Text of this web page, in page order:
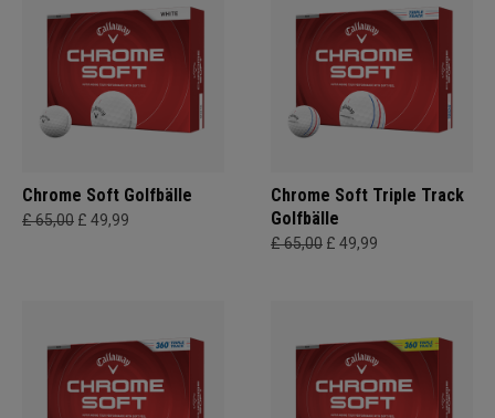
Chrome Soft Golfbälle
£ 65,00 £ 49,99
Chrome Soft Triple Track
Golfbälle
£ 65,00 £ 49,99